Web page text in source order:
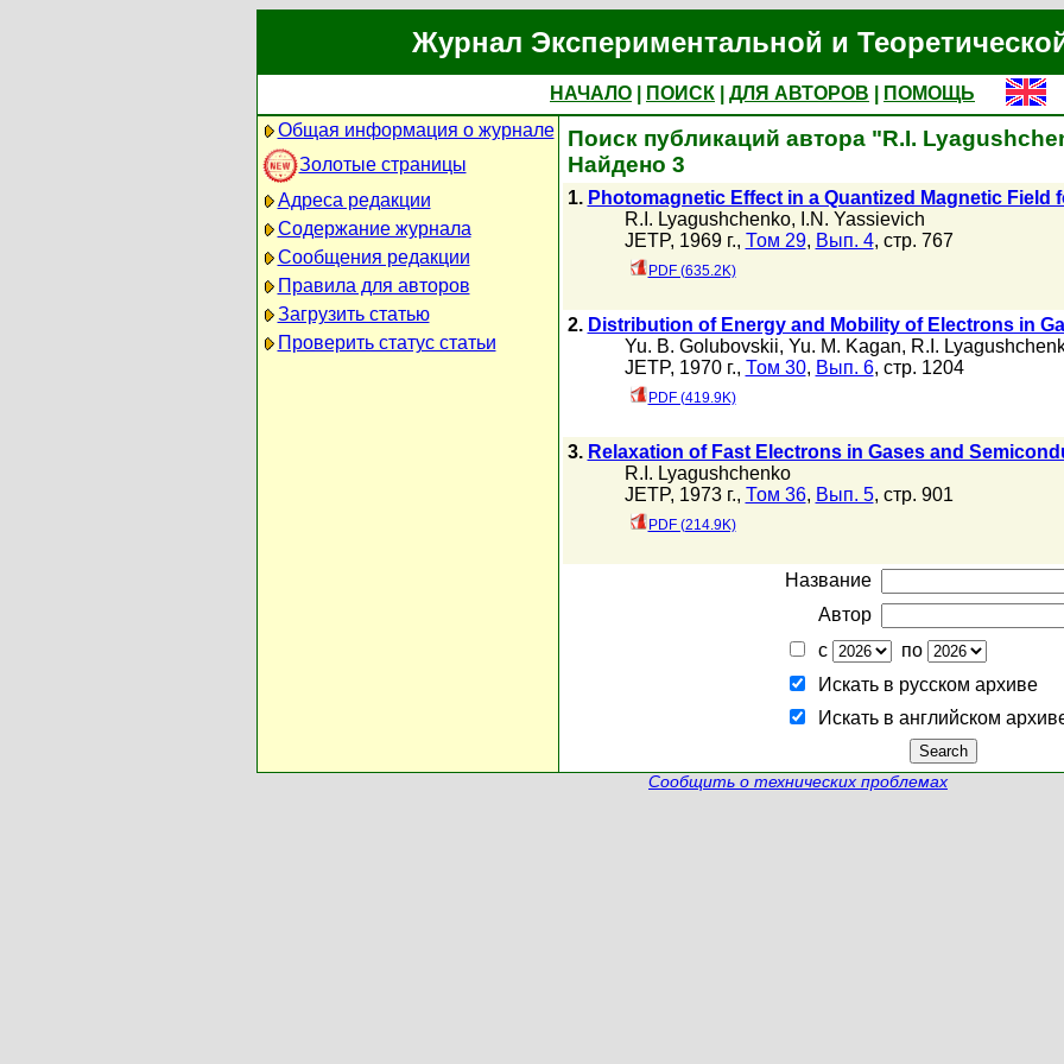
Журнал Экспериментальной и
НАЧАЛО ПОИСК ДЛЯ АВТОРОВ
ПОМОЩЬ
Общая информация о журнале
Золотые страницы
Адреса редакции
Содержание журнала
Сообщения редакции
Правила для авторов
Загрузить статью
Проверить статус статьи
Поиск публикаций автора "R.I.
Найдено 3
1. Photomagnetic Effect in a Quantized Magnetic Field
R.I. Lyagushchenko, I.N. Yassievich
JETP, 1969 г., Том 29, Вып. 4, стр. 767
PDF (635.2K)
2. Distribution of Energy and Mobility of Electrons in
Yu. B. Golubovskii, Yu. M. Kagan, R.I.
JETP, 1970 г., Том 30, Вып. 6, стр. 1204
PDF (419.9K)
3. Relaxation of Fast Electrons in Gases and
R.I. Lyagushchenko
JETP, 1973 г., Том 36, Вып. 5, стр. 901
PDF (214.9K)
Название
Автор
с
по
Искать в русском архиве
Искать в английском
Сообщить о технических проблемах